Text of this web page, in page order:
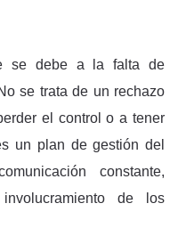
se debe a la falta de
se trata de un rechazo
el control o a tener
un plan de gestión del
constante,
de los